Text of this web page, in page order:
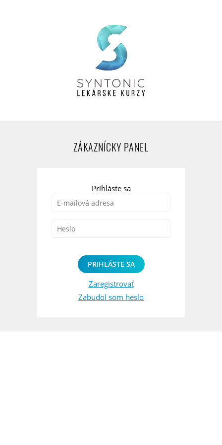
ZÁKAZNÍCKY PANEL
Prihláste sa
PRIHLÁSTE SA
Zaregistrovať
Zabudol som heslo